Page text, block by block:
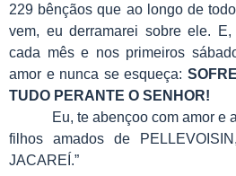
229 bênçãos que ao longo de
vem, eu derramarei sobre ele.
cada mês e nos primeiros
amor e nunca se esqueça:
TUDO PERANTE O SENHOR!
Eu, te abençoo com amor e
filhos amados de
JACAREÍ.”